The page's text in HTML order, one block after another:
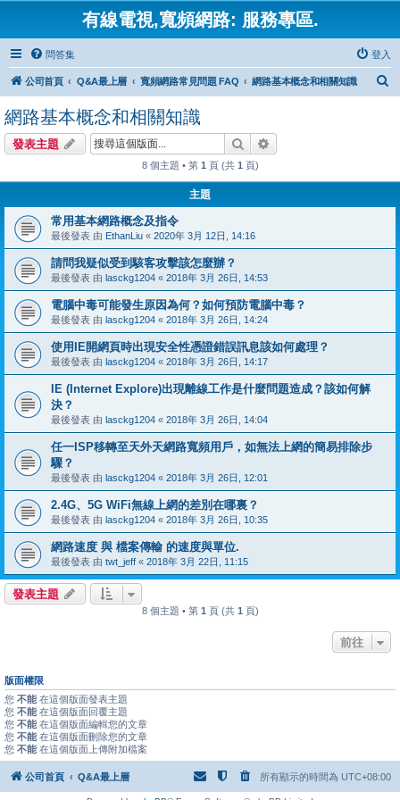
有線電視,寬頻網路: 服務專區.
問答集 登入
公司首頁 Q&A最上層 寬頻網路常見問題 FAQ 網路基本概念和相關知識
網路基本概念和相關知識
發表主題 搜尋
8 個主題 • 第 1 頁 (共 1 頁)
主題
常用基本網路概念及指令
最後發表 由 EthanLiu « 2020年 3月 12日, 14:16
請問我疑似受到駭客攻擊該怎麼辦？
最後發表 由 lasckg1204 « 2018年 3月 26日, 14:53
電腦中毒可能發生原因為何？如何預防電腦中毒？
最後發表 由 lasckg1204 « 2018年 3月 26日, 14:24
使用IE開網頁時出現安全性憑證錯誤訊息該如何處理？
最後發表 由 lasckg1204 « 2018年 3月 26日, 14:17
IE (Internet Explore)出現離線工作是什麼問題造成？該如何解
決？
最後發表 由 lasckg1204 « 2018年 3月 26日, 14:04
任一ISP移轉至天外天網路寬頻用戶，如無法上網的簡易排除步
驟？
最後發表 由 lasckg1204 « 2018年 3月 26日, 12:01
2.4G、5G WiFi無線上網的差別在哪裏？
最後發表 由 lasckg1204 « 2018年 3月 26日, 10:35
網路速度 與 檔案傳輸 的速度與單位.
最後發表 由 twt_jeff « 2018年 3月 22日, 11:15
發表主題
8 個主題 • 第 1 頁 (共 1 頁)
前往
版面權限
您 不能 在這個版面發表主題
您 不能 在這個版面回覆主題
您 不能 在這個版面編輯您的文章
您 不能 在這個版面刪除您的文章
您 不能 在這個版面上傳附加檔案
公司首頁 Q&A最上層 所有顯示的時間為 UTC+08:00